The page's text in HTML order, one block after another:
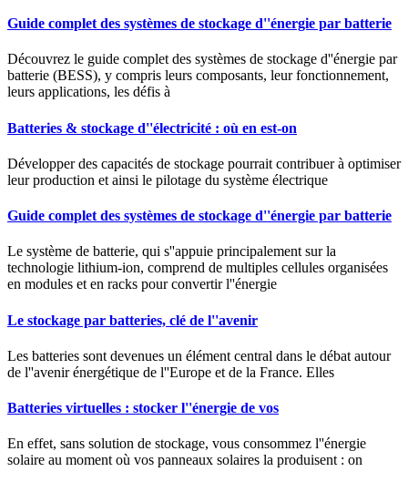
Guide complet des systèmes de stockage d''énergie par batterie
Découvrez le guide complet des systèmes de stockage d''énergie par
batterie (BESS), y compris leurs composants, leur fonctionnement,
leurs applications, les défis à
Batteries & stockage d''électricité : où en est-on
Développer des capacités de stockage pourrait contribuer à optimiser
leur production et ainsi le pilotage du système électrique
Guide complet des systèmes de stockage d''énergie par batterie
Le système de batterie, qui s''appuie principalement sur la
technologie lithium-ion, comprend de multiples cellules organisées
en modules et en racks pour convertir l''énergie
Le stockage par batteries, clé de l''avenir
Les batteries sont devenues un élément central dans le débat autour
de l''avenir énergétique de l''Europe et de la France. Elles
Batteries virtuelles : stocker l''énergie de vos
En effet, sans solution de stockage, vous consommez l''énergie
solaire au moment où vos panneaux solaires la produisent : on